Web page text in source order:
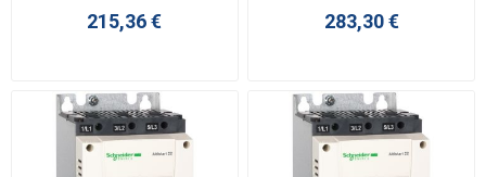
215,36 € 283,30 €